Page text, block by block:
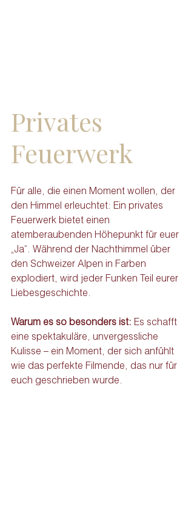
Privates
Feuerwerk
Für alle, die einen Moment wollen, der
den Himmel erleuchtet: Ein privates
Feuerwerk bietet einen
atemberaubenden Höhepunkt für euer
„Ja“. Während der Nachthimmel über
den Schweizer Alpen in Farben
explodiert, wird jeder Funken Teil eurer
Liebesgeschichte.
Warum es so besonders ist: Es schafft
eine spektakuläre, unvergessliche
Kulisse – ein Moment, der sich anfühlt
wie das perfekte Filmende, das nur für
euch geschrieben wurde.